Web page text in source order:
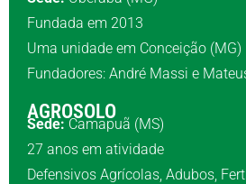
Fundada em 2013
Uma unidade em Conceição (MG)
Fundadores: André Massi e
AGROSOLO
Sede:Camapuã (MS)
27 anos em atividade
Defensivos Agrícolas, Adubos,